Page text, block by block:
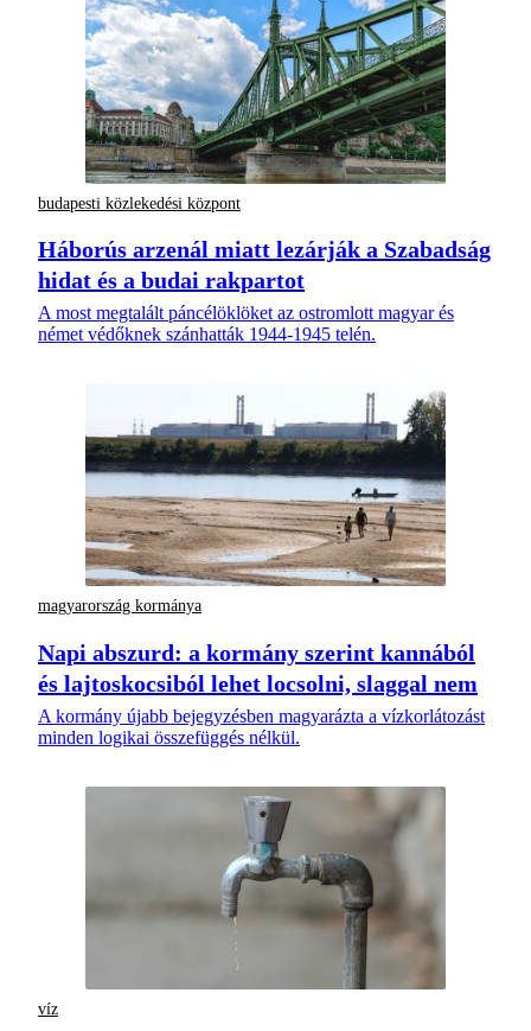
budapesti közlekedési központ
Háborús arzenál miatt lezárják a Szabadság
hidat és a budai rakpartot
A most megtalált páncélöklöket az ostromlott magyar és
német védőknek szánhatták 1944-1945 telén.
magyarország kormánya
Napi abszurd: a kormány szerint kannából
és lajtoskocsiból lehet locsolni, slaggal nem
A kormány újabb bejegyzésben magyarázta a vízkorlátozást
minden logikai összefüggés nélkül.
víz